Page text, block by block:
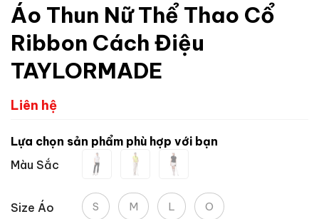
Áo Thun Nữ Thể Thao Cổ
Ribbon Cách Điệu
TAYLORMADE
Liên hệ
Lựa chọn sản phẩm phù hợp với bạn
Màu Sắc
Size Áo S M L O